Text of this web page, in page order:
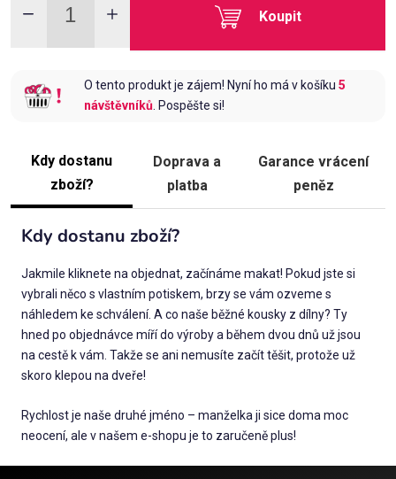
Koupit
O tento produkt je zájem! Nyní ho má v košíku 5
návštěvníků. Pospěšte si!
Kdy dostanu
zboží?
Doprava a
platba
Garance vrácení
peněz
Kdy dostanu zboží?
Jakmile kliknete na objednat, začínáme makat! Pokud jste si
vybrali něco s vlastním potiskem, brzy se vám ozveme s
náhledem ke schválení. A co naše běžné kousky z dílny? Ty
hned po objednávce míří do výroby a během dvou dnů už jsou
na cestě k vám. Takže se ani nemusíte začít těšit, protože už
skoro klepou na dveře!
Rychlost je naše druhé jméno – manželka ji sice doma moc
neocení, ale v našem e-shopu je to zaručeně plus!